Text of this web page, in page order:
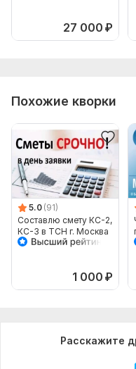
27 000 ₽
Похожие кворки
5.0 (91)
Составлю смету КС-2,
КС-3 в ТСН г. Москва
1 000 ₽
Расскажите